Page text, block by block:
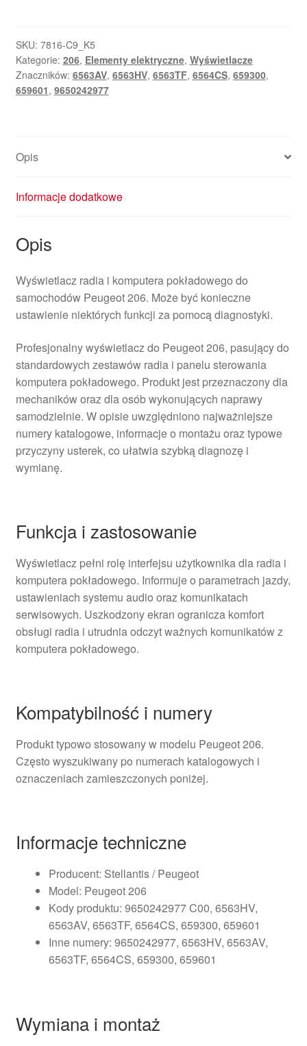
9650242977
C00
6563HV
SKU: 7816-C9_K5
Kategorie: 206, Elementy elektryczne, Wyświetlacze
Znaczników: 6563AV, 6563HV, 6563TF, 6564CS, 659300,
659601, 9650242977
Opis
Informacje dodatkowe
Opis
Wyświetlacz radia i komputera pokładowego do
samochodów Peugeot 206. Może być konieczne
ustawienie niektórych funkcji za pomocą diagnostyki.
Profesjonalny wyświetlacz do Peugeot 206, pasujący do
standardowych zestawów radia i panelu sterowania
komputera pokładowego. Produkt jest przeznaczony dla
mechaników oraz dla osób wykonujących naprawy
samodzielnie. W opisie uwzględniono najważniejsze
numery katalogowe, informacje o montażu oraz typowe
przyczyny usterek, co ułatwia szybką diagnozę i
wymianę.
Funkcja i zastosowanie
Wyświetlacz pełni rolę interfejsu użytkownika dla radia i
komputera pokładowego. Informuje o parametrach jazdy,
ustawieniach systemu audio oraz komunikatach
serwisowych. Uszkodzony ekran ogranicza komfort
obsługi radia i utrudnia odczyt ważnych komunikatów z
komputera pokładowego.
Kompatybilność i numery
Produkt typowo stosowany w modelu Peugeot 206.
Często wyszukiwany po numerach katalogowych i
oznaczeniach zamieszczonych poniżej.
Informacje techniczne
Producent: Stellantis / Peugeot
Model: Peugeot 206
Kody produktu: 9650242977 C00, 6563HV,
6563AV, 6563TF, 6564CS, 659300, 659601
Inne numery: 9650242977, 6563HV, 6563AV,
6563TF, 6564CS, 659300, 659601
Wymiana i montaż